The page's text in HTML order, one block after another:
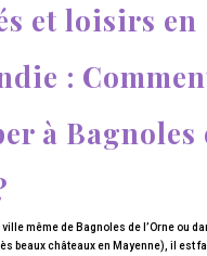
et loisirs en
:
à Bagnoles
même de Bagnoles de l’Orne ou
beaux châteaux en Mayenne), il est